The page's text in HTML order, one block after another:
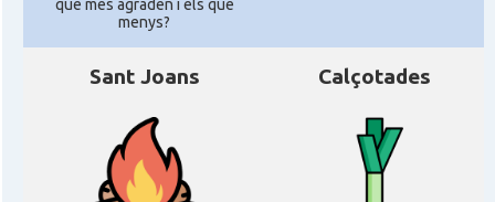
que mes agraden i els que
menys?
Sant Joans Calçotades